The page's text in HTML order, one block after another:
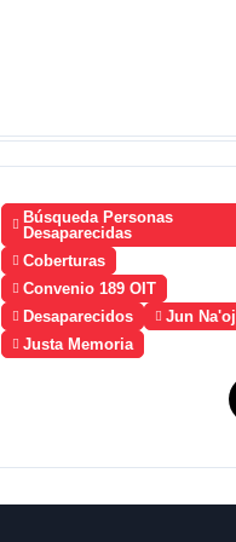
Búsqueda Personas
Desaparecidas
Coberturas
Convenio 189 OIT
Desaparecidos
Jun Na'oj
Justa Memoria
terror de Estado